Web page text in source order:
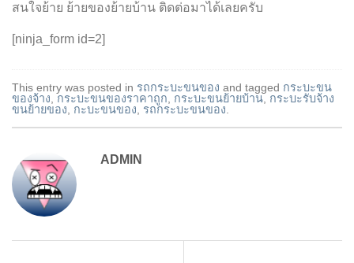
สนใจย้าย ย้ายของย้ายบ้าน ติดต่อมาได้เลยครับ
[ninja_form id=2]
This entry was posted in รถกระบะขนของ and tagged กระบะขน
ของจ้าง
กระบะขนของราคาถูก กระบะขนย้ายบ้าน กระบะรับจ้าง
ขนย้ายของ
กะบะขนของ รถกระบะขนของ
ADMIN